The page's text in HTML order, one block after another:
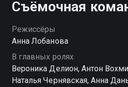
Посмотреть онлайн 1 сезон
можете совершенно
качестве на Смотрёшке
Съёмочная
Режиссёры
Анна Лобанова
В главных ролях
Вероника Делион, Антон
Наталья Чернявская, Анна